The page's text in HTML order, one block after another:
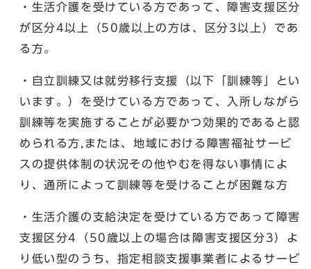
・生活介護を受けている方であって、障害支援区分
が区分4以上（50歳以上の方は、区分3以上）であ
る方。
・自立訓練又は就労移行支援（以下「訓練等」とい
います。）を受けている方であって、入所しながら
訓練等を実施することが必要かつ効果的であると認
められる方,または、地域における障害福祉サービ
スの提供体制の状況その他やむを得ない事情によ
り、通所によって訓練等を受けることが困難な方
・生活介護の支給決定を受けている方であって障害
支援区分4（50歳以上の場合は障害支援区分3）よ
り低い型のうち、指定相談支援事業者によるサービ